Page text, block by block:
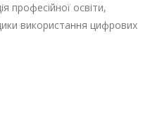
професійної освіти,
використання цифрових